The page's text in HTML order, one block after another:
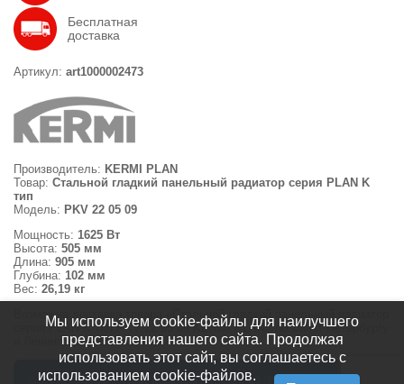
Бесплатная
доставка
Артикул: art1000002473
Производитель: KERMI PLAN
Товар: Стальной гладкий панельный радиатор серия PLAN K
тип
Модель: PKV 22 05 09
Мощность: 1625 Вт
Высота: 505 мм
Длина: 905 мм
Глубина: 102 мм
Вес: 26,19 кг
Возможна доставка товара «Стальной гладкий панельный радиатор
серия PLAN K тип PKV 22 05 09 KERMI PLAN» по Санкт-Петербургу
и Ленинградской области.
Мы используем cookie-файлы для наилучшего
представления нашего сайта. Продолжая
использовать этот сайт, вы соглашаетесь с
использованием cookie-файлов.